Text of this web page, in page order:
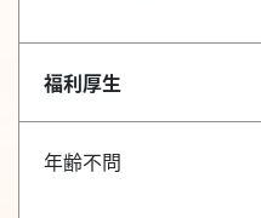
福利厚生
年齢不問